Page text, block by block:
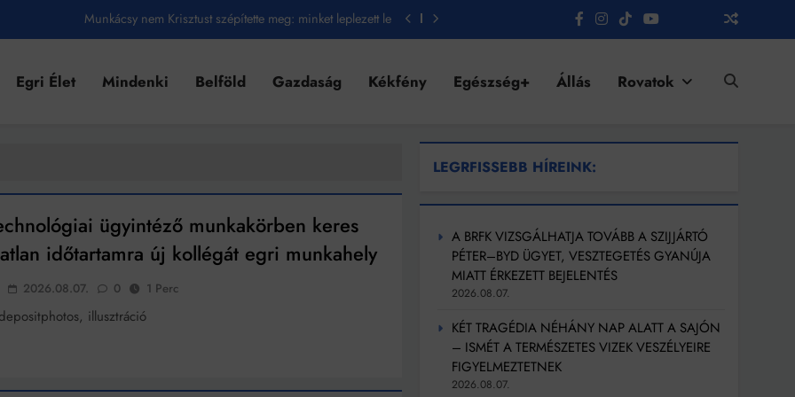
Munkácsy nem Krisztust szépítette meg: minket leplezett le
Amikor a Tetris boldogabbá tesz, mint a szerelem
Az öregség nem csak ránc?
Móricz Zsigmond: falusi író vagy boncmester?
lapostetők: a bevált technológia akkor működik, ha jól van felújítva
Egri Élet Mindenki Belföld Gazdaság Kékfény Egészség+ Állás Rovatok
ügyintéző munkakörben keres
időtartamra új kollégát egri munkahely
2026.08.07. 0 1 Perc
illusztráció
LEGRFISSEBB HÍREINK:
A BRFK VIZSGÁLHATJA TOVÁBB A SZIJJÁRTÓ
PÉTER–BYD ÜGYET, VESZTEGETÉS GYANÚJA
MIATT ÉRKEZETT BEJELENTÉS
2026.08.07.
KÉT TRAGÉDIA NÉHÁNY NAP ALATT A SAJÓN
– ISMÉT A TERMÉSZETES VIZEK VESZÉLYEIRE
FIGYELMEZTETNEK
2026.08.07.